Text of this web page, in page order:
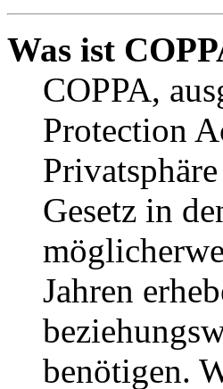
Was ist
COPPA,
Protection
Gesetz in
Jahren
benötigen.